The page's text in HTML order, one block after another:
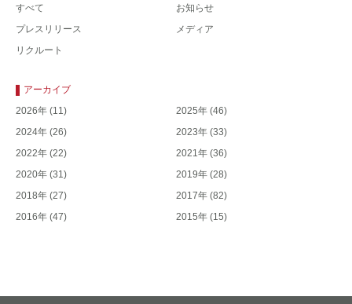
すべて
お知らせ
プレスリリース
メディア
リクルート
アーカイブ
2026年 (11) 2025年 (46)
2024年 (26) 2023年 (33)
2022年 (22) 2021年 (36)
2020年 (31) 2019年 (28)
2018年 (27) 2017年 (82)
2016年 (47) 2015年 (15)